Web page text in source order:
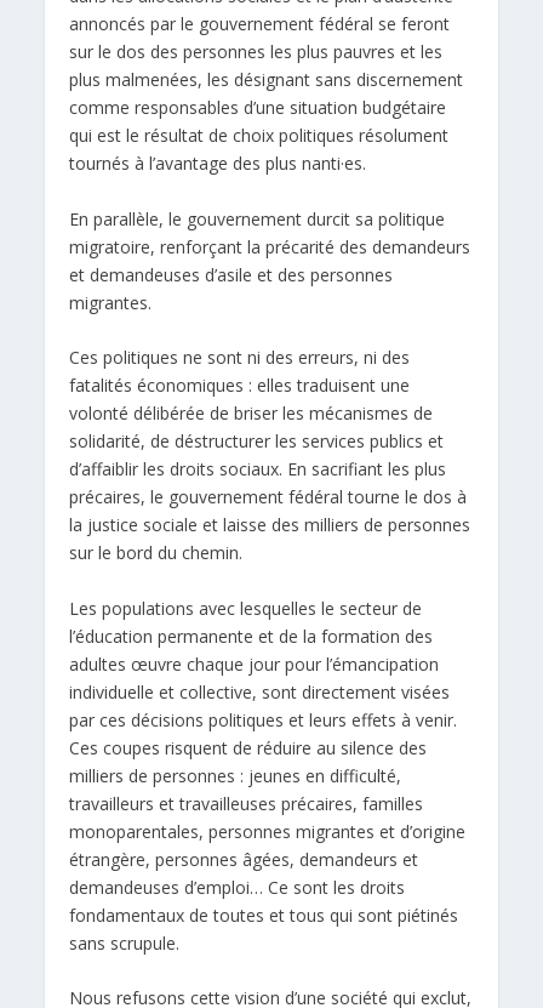
annoncés par le gouvernement fédéral se feront
sur le dos des personnes les plus pauvres et les
plus malmenées, les désignant sans discernement
comme responsables d’une situation budgétaire
qui est le résultat de choix politiques résolument
tournés à l’avantage des plus nanti·es.
En parallèle, le gouvernement durcit sa politique
migratoire, renforçant la précarité des demandeurs
et demandeuses d’asile et des personnes
migrantes.
Ces politiques ne sont ni des erreurs, ni des
fatalités économiques : elles traduisent une
volonté délibérée de briser les mécanismes de
solidarité, de déstructurer les services publics et
d’affaiblir les droits sociaux. En sacrifiant les plus
précaires, le gouvernement fédéral tourne le dos à
la justice sociale et laisse des milliers de personnes
sur le bord du chemin.
Les populations avec lesquelles le secteur de
l’éducation permanente et de la formation des
adultes œuvre chaque jour pour l’émancipation
individuelle et collective, sont directement visées
par ces décisions politiques et leurs effets à venir.
Ces coupes risquent de réduire au silence des
milliers de personnes : jeunes en difficulté,
travailleurs et travailleuses précaires, familles
monoparentales, personnes migrantes et d’origine
étrangère, personnes âgées, demandeurs et
demandeuses d’emploi… Ce sont les droits
fondamentaux de toutes et tous qui sont piétinés
sans scrupule.
Nous refusons cette vision d’une société qui exclut,